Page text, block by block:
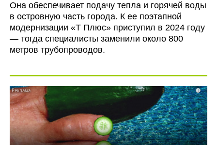
Она обеспечивает подачу тепла и горячей воды
в островную часть города. К ее поэтапной
модернизации «Т Плюс» приступил в 2024 году
— тогда специалисты заменили около 800
метров трубопроводов.
i